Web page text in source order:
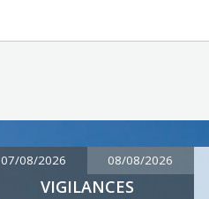
07/08/2026 08/08/2026
VIGILANCES